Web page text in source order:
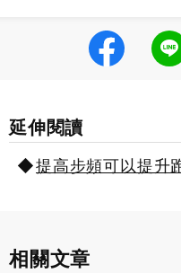
延伸閱讀
提高步頻可以提升
相關文章